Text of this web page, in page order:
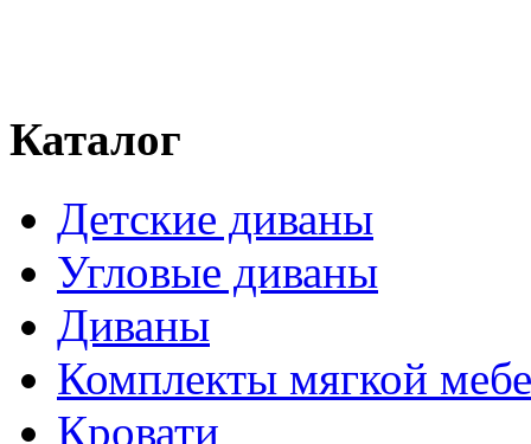
Каталог
Детские диваны
Угловые диваны
Диваны
Комплекты мягкой
Кровати